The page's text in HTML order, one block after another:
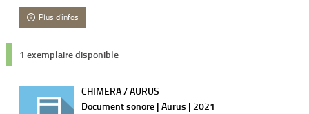
Plus d'infos
1 exemplaire disponible
CHIMERA / AURUS
Document sonore | Aurus | 2021